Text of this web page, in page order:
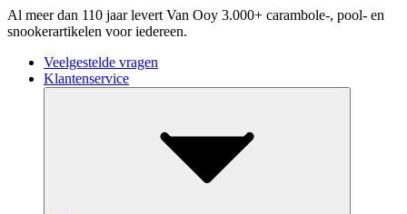
Al meer dan 110 jaar levert Van Ooy 3.000+ carambole-, pool- en
snookerartikelen voor iedereen.
Veelgestelde vragen
Klantenservice